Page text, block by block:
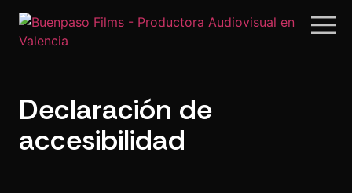
Declaración de
accesibilidad